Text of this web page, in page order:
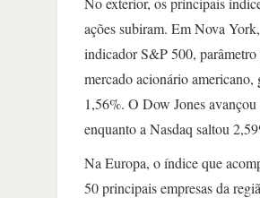
ações subiram. Em Nova
indicador S&P 500, parâmetro
mercado acionário americano,
1,56%. O Dow Jones
enquanto a Nasdaq saltou
Na Europa, o índice que
50 principais empresas da